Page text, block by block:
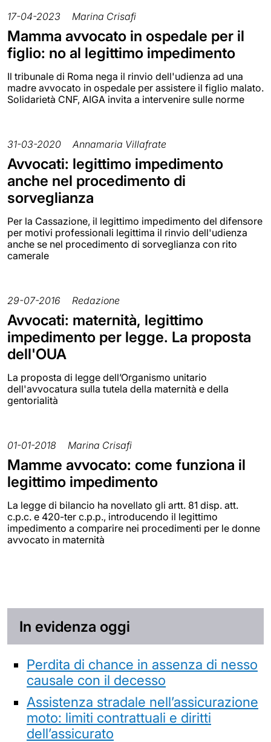
17-04-2023 Marina Crisafi
Mamma avvocato in ospedale per il
figlio: no al legittimo impedimento
Il tribunale di Roma nega il rinvio dell'udienza ad una
madre avvocato in ospedale per assistere il figlio malato.
Solidarietà CNF, AIGA invita a intervenire sulle norme
31-03-2020 Annamaria Villafrate
Avvocati: legittimo impedimento
anche nel procedimento di
sorveglianza
Per la Cassazione, il legittimo impedimento del difensore
per motivi professionali legittima il rinvio dell'udienza
anche se nel procedimento di sorveglianza con rito
camerale
29-07-2016 Redazione
Avvocati: maternità, legittimo
impedimento per legge. La proposta
dell'OUA
La proposta di legge dell’Organismo unitario
dell'avvocatura sulla tutela della maternità e della
gentorialità
01-01-2018 Marina Crisafi
Mamme avvocato: come funziona il
legittimo impedimento
La legge di bilancio ha novellato gli artt. 81 disp. att.
c.p.c. e 420-ter c.p.p., introducendo il legittimo
impedimento a comparire nei procedimenti per le donne
avvocato in maternità
In evidenza oggi
Perdita di chance in assenza di nesso
causale con il decesso
Assistenza stradale nell’assicurazione
moto: limiti contrattuali e diritti
dell’assicurato